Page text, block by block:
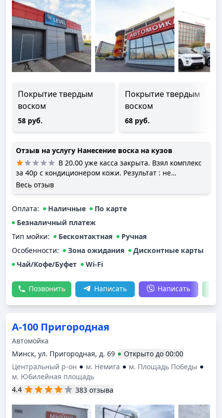
Покрытие твердым
воском
58 руб.
Покрытие твердым
воском
68 руб.
Отзыв на услугу Нанесение воска на кузов
В 20.00 уже касса закрыта. Взял комплекс
за 40р с кондиционером кожи. Результат : не
высушили от слова совсем. Так, протерли и все.
простой воск. Никакого нормального гидрофобного
покрытия, которое выдержит хотяб пару сильных
дождей. А было отношение как к реально хорошей
мойке. Белый мерседес 204 Купе. Если ребята будут
читать. Стыдно должно быть !
Весь отзыв
Оплата: Наличные
По карте
Безналичный платеж
Тип мойки: Бесконтактная
Ручная
Особенности:
Зона ожидания
Дисконтные карты
Чай/Кофе/Буфет
Wi-Fi
Позвонить Написать Написать
А-100 Пригородная
Автомойка
Минск, ул. Пригородная, д. 69
Открыто до 00:00
Центральный р-он
м. Немига
м. Площадь Победы
м. Юбилейная площадь
4.4
383 отзыва